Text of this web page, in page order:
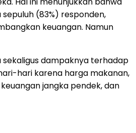
(83%) responden,
keuangan. Namun
dampaknya terhadap
hari karena harga makanan,
jangka pendek, dan